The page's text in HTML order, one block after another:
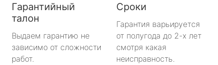
Гарантийный
талон
Выдаем гарантию не
зависимо от сложности
работ.
Сроки
Гарантия варьируется
от полугода до 2-х лет
смотря какая
неисправность.